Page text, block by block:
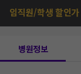
임직원/학생 할인가
병원정보